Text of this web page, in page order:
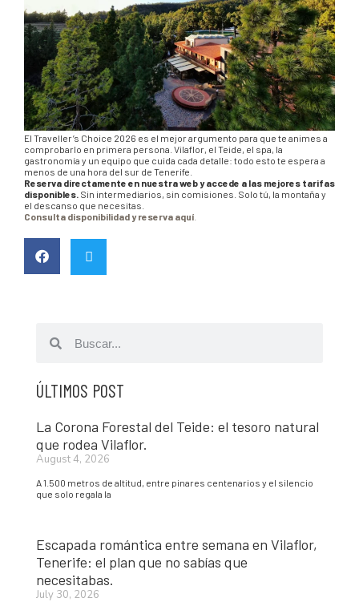
El Traveller’s Choice 2026 es el mejor argumento para que te animes a
comprobarlo en primera persona. Vilaflor, el Teide, el spa, la
gastronomía y un equipo que cuida cada detalle: todo esto te espera a
menos de una hora del sur de Tenerife.
Reserva directamente en nuestra web y accede a las mejores tarifas
disponibles. Sin intermediarios, sin comisiones. Solo tú, la montaña y
el descanso que necesitas.
Consulta disponibilidad y reserva aquí
ÚLTIMOS POST
La Corona Forestal del Teide: el tesoro natural
que rodea Vilaflor.
August 4, 2026
A 1.500 metros de altitud, entre pinares centenarios y el silencio
que solo regala la
Escapada romántica entre semana en Vilaflor,
Tenerife: el plan que no sabías que
necesitabas.
July 30, 2026